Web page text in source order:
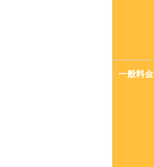
一般料金